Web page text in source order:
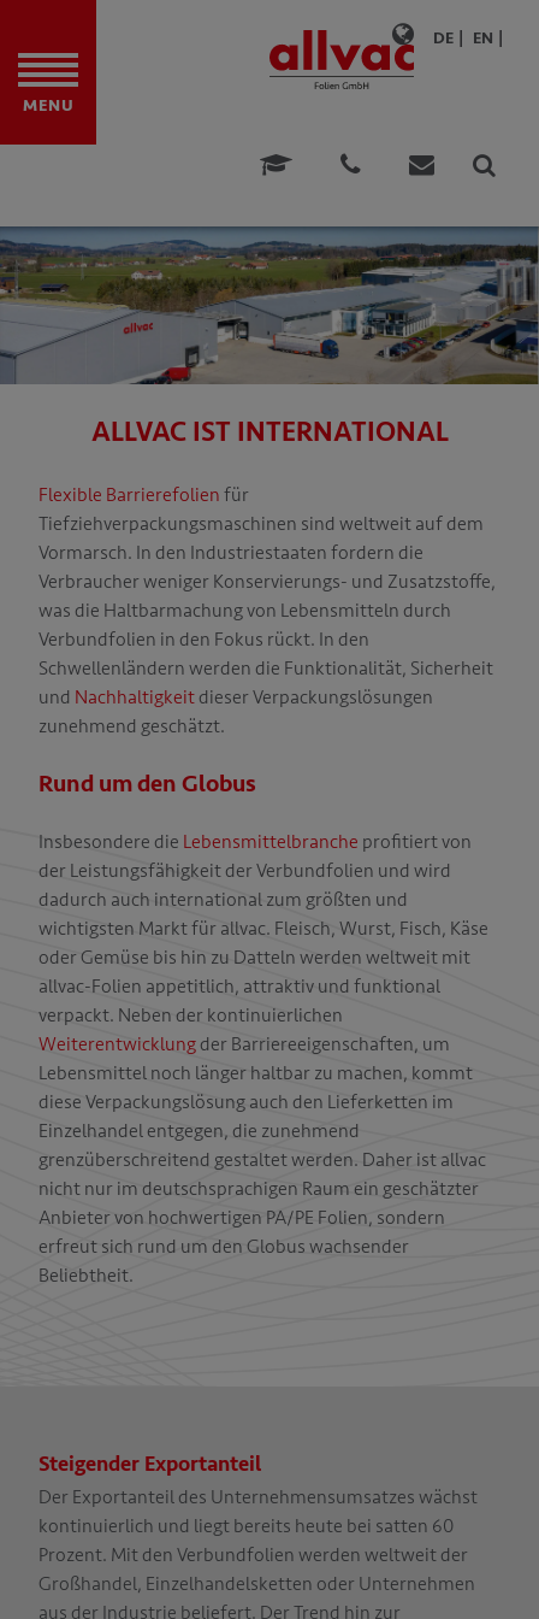
MENU
BERATUNG
DE EN
ALLVAC IST INTERNATIONAL
Flexible Barrierefolien für
Tiefziehverpackungsmaschinen sind weltweit auf dem
Vormarsch. In den Industriestaaten fordern die
Verbraucher weniger Konservierungs- und Zusatzstoffe,
was die Haltbarmachung von Lebensmitteln durch
Verbundfolien in den Fokus rückt. In den
Schwellenländern werden die Funktionalität, Sicherheit
und Nachhaltigkeit dieser Verpackungslösungen
zunehmend geschätzt.
Rund um den Globus
Insbesondere die Lebensmittelbranche profitiert von
der Leistungsfähigkeit der Verbundfolien und wird
dadurch auch international zum größten und
wichtigsten Markt für allvac. Fleisch, Wurst, Fisch, Käse
oder Gemüse bis hin zu Datteln werden weltweit mit
allvac-Folien appetitlich, attraktiv und funktional
verpackt. Neben der kontinuierlichen
Weiterentwicklung der Barriereeigenschaften, um
Lebensmittel noch länger haltbar zu machen, kommt
diese Verpackungslösung auch den Lieferketten im
Einzelhandel entgegen, die zunehmend
grenzüberschreitend gestaltet werden. Daher ist allvac
nicht nur im deutschsprachigen Raum ein geschätzter
Anbieter von hochwertigen PA/PE Folien, sondern
erfreut sich rund um den Globus wachsender
Beliebtheit.
Steigender Exportanteil
Der Exportanteil des Unternehmensumsatzes wächst
kontinuierlich und liegt bereits heute bei satten 60
Prozent. Mit den Verbundfolien werden weltweit der
Großhandel, Einzelhandelsketten oder Unternehmen
aus der Industrie beliefert. Der Trend hin zur